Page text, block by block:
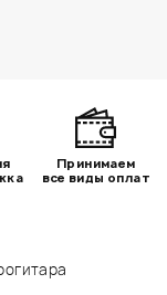
Принимаем
все виды оплат